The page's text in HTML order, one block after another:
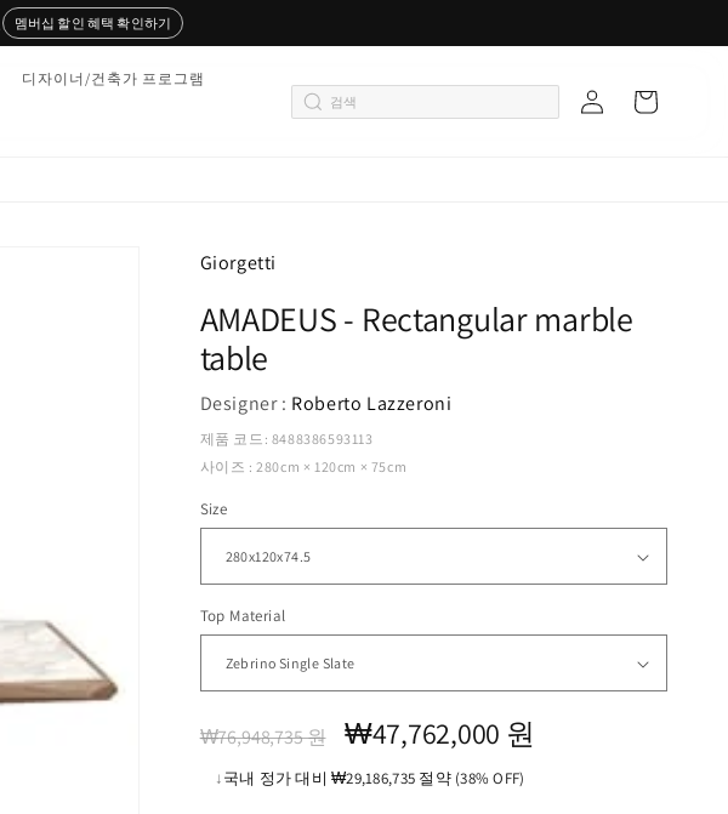
멤버십 할인 혜택 확인하기
디자이너/건축가 프로그램
그
트
Giorgetti
AMADEUS - Rectangular marble
table
Designer : Roberto Lazzeroni
제품 코드: 8488386593113
사이즈 : 280cm × 120cm × 75cm
Size
Top Material
정
₩76,948,735 원
할
가
₩47,762,000 원
↓국내 정가 대비 ₩29,186,735 절약 (38% OFF)